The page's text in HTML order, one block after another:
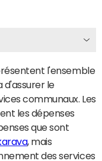
l'ensemble
d'assurer le
communaux. Les
les dépenses
que sont
, mais
des services